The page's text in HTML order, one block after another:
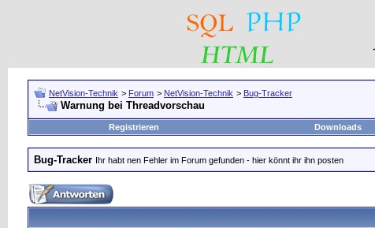
NetVision-Technik > Forum > NetVision-Technik > Bug-Tracker
Warnung bei Threadvorschau
Registrieren
Downloads
Bug-Tracker Ihr habt nen Fehler im Forum gefunden - hier könnt ihr ihn posten